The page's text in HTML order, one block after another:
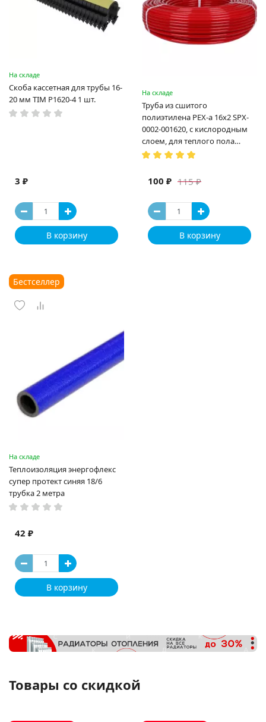
На складе
Скоба кассетная для трубы 16-
20 мм TIM P1620-4 1 шт.
3 ₽
В корзину
На складе
Труба из сшитого
полиэтилена PEX-a 16х2 SPX-
0002-001620, с кислородным
слоем, для теплого пола
(Испания)
115 ₽
100 ₽
В корзину
Бестселлер
На складе
Теплоизоляция энергофлекс
супер протект синяя 18/6
трубка 2 метра
42 ₽
В корзину
Товары со скидкой